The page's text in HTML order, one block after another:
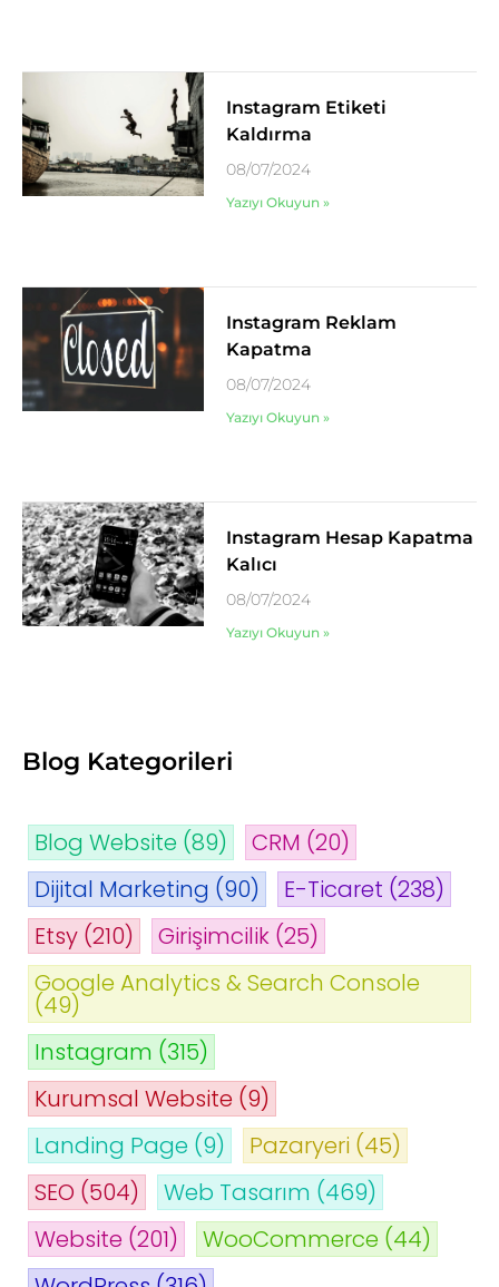
Instagram Etiketi
Kaldırma
08/07/2024
Yazıyı Okuyun »
Instagram Reklam
Kapatma
08/07/2024
Yazıyı Okuyun »
Instagram Hesap Kapatma
Kalıcı
08/07/2024
Yazıyı Okuyun »
Blog Kategorileri
Blog Website (89) CRM (20)
Dijital Marketing (90) E-Ticaret (238)
Etsy (210) Girişimcilik (25)
Google Analytics & Search Console
(49)
Instagram (315)
Kurumsal Website (9)
Landing Page (9) Pazaryeri (45)
SEO (504) Web Tasarım (469)
Website (201) WooCommerce (44)